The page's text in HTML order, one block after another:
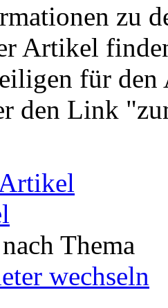
zu
Artikel
für
den Link
Thema
wechseln